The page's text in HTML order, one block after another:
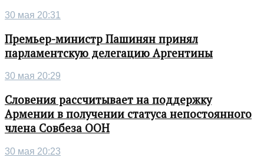
30 мая 20:31
Премьер-министр Пашинян принял
парламентскую делегацию Аргентины
30 мая 20:29
Словения рассчитывает на поддержку
Армении в получении статуса непостоянного
члена Совбеза ООН
30 мая 20:23